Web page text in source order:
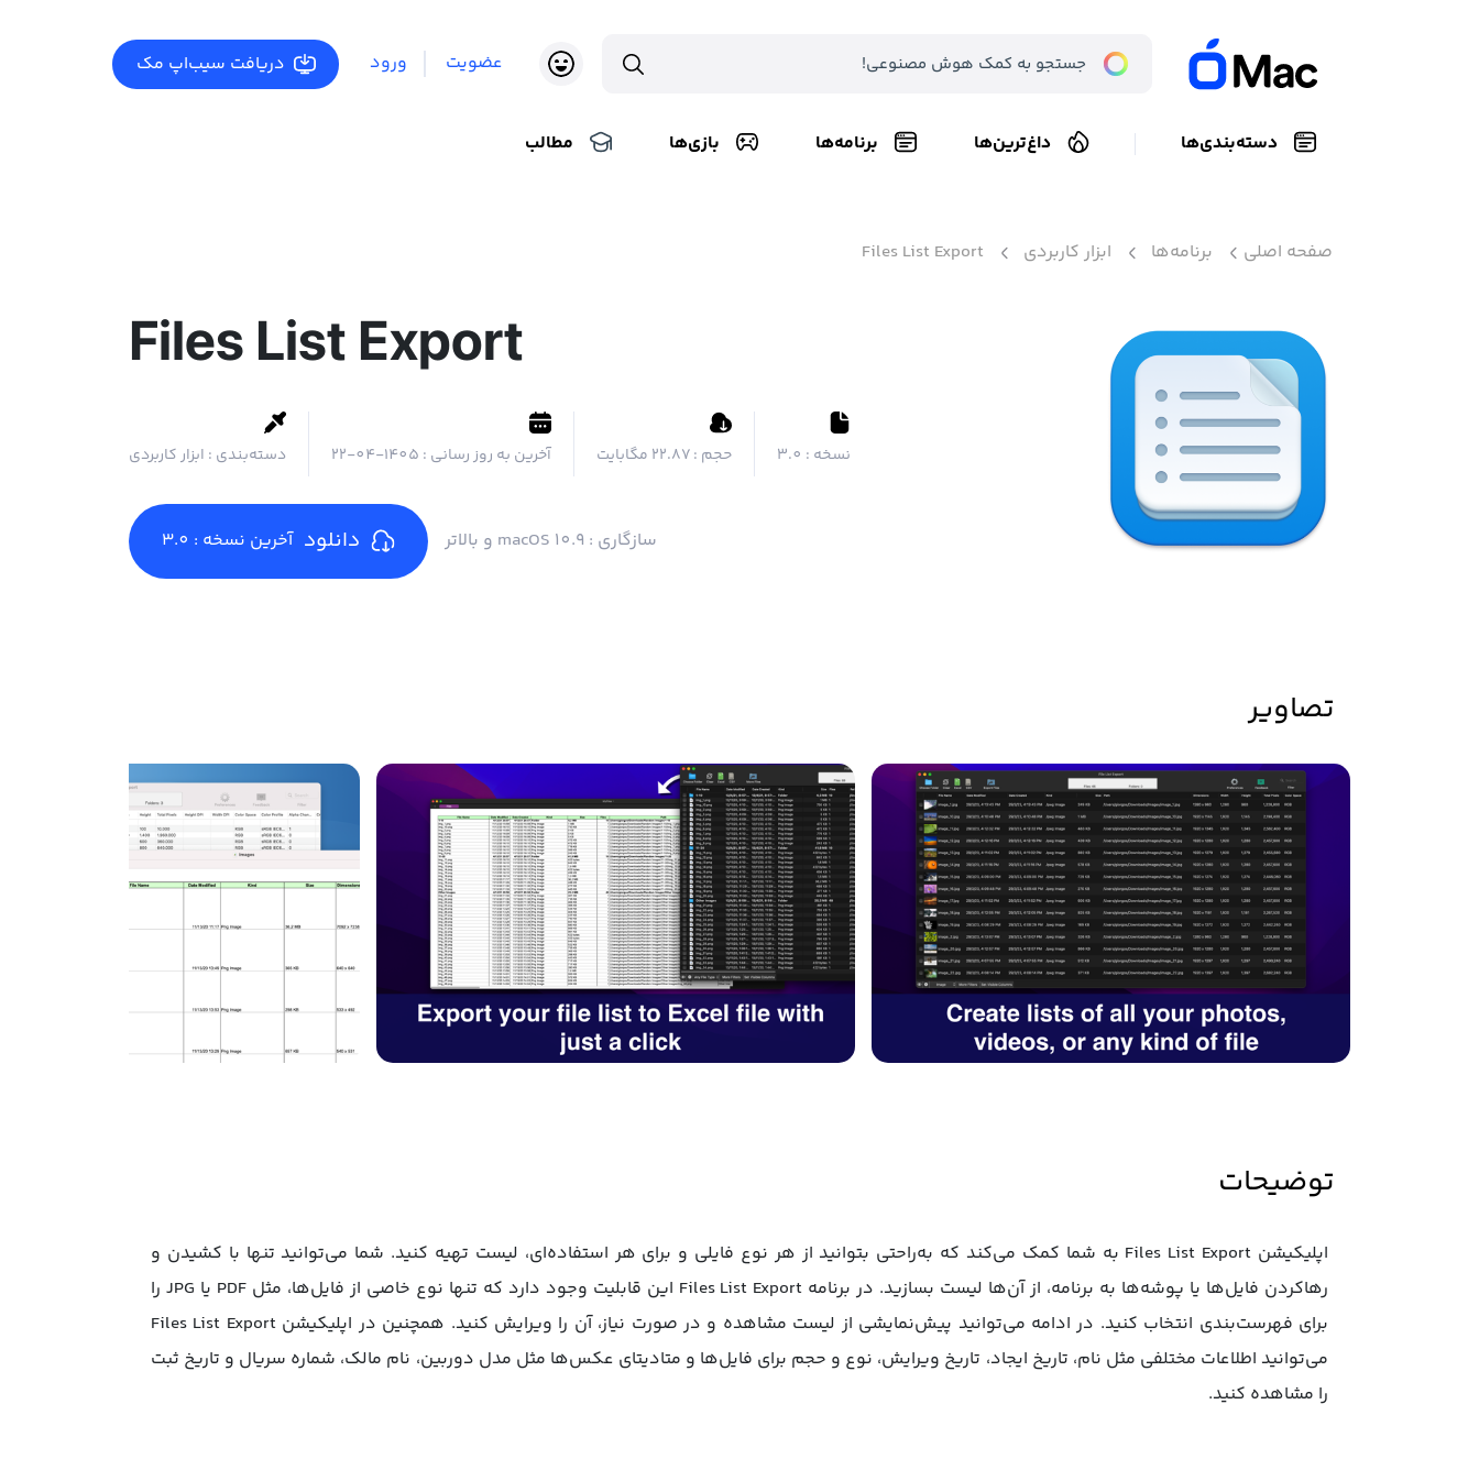
عضویت ورود دریافت سیب‌اپ مک
دسته‌بندی‌ها داغ‌ترین‌ها برنامه‌ها بازی‌ها مطالب
صفحه اصلی برنامه‌ها ابزار کاربردی Files List Export
Files List Export
نسخه : 3.0 حجم :۲۲.۸۷ مگابایت آخرین به روز رسانی : 1405-04-22 دسته‌بندی : ابزار کاربردی
دانلود آخرین نسخه : 3.0 سازگاری : macOS 10.9 و بالاتر
تصاویر
توضیحات
اپلیکیشن Files List Export به شما کمک می‌کند که به‌راحتی بتوانید از هر نوع فایلی و برای هر استفاده‌ای، لیست تهیه کنید. شما می‌توانید تنها با کشیدن و
رهاکردن فایل‌ها یا پوشه‌ها به برنامه، از آن‌ها لیست بسازید. در برنامه Files List Export این قابلیت وجود دارد که تنها نوع خاصی از فایل‌ها، مثل PDF یا JPG را
برای فهرست‌بندی انتخاب کنید. در ادامه می‌توانید پیش‌نمایشی از لیست مشاهده و در صورت نیاز، آن را ویرایش کنید. همچنین در اپلیکیشن Files List Export
می‌توانید اطلاعات مختلفی مثل نام، تاریخ ایجاد، تاریخ ویرایش، نوع و حجم برای فایل‌ها و متادیتای عکس‌ها مثل مدل دوربین، نام مالک، شماره سریال و تاریخ ثبت
را مشاهده کنید.